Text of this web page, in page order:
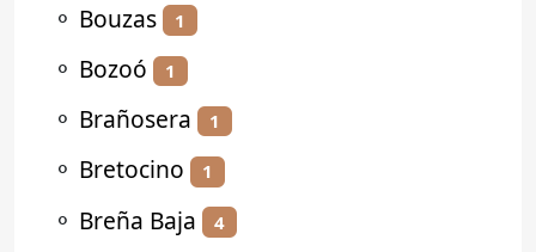
⚬ Bouzas 1
⚬ Bozoó 1
⚬ Brañosera 1
⚬ Bretocino 1
⚬ Breña Baja 4